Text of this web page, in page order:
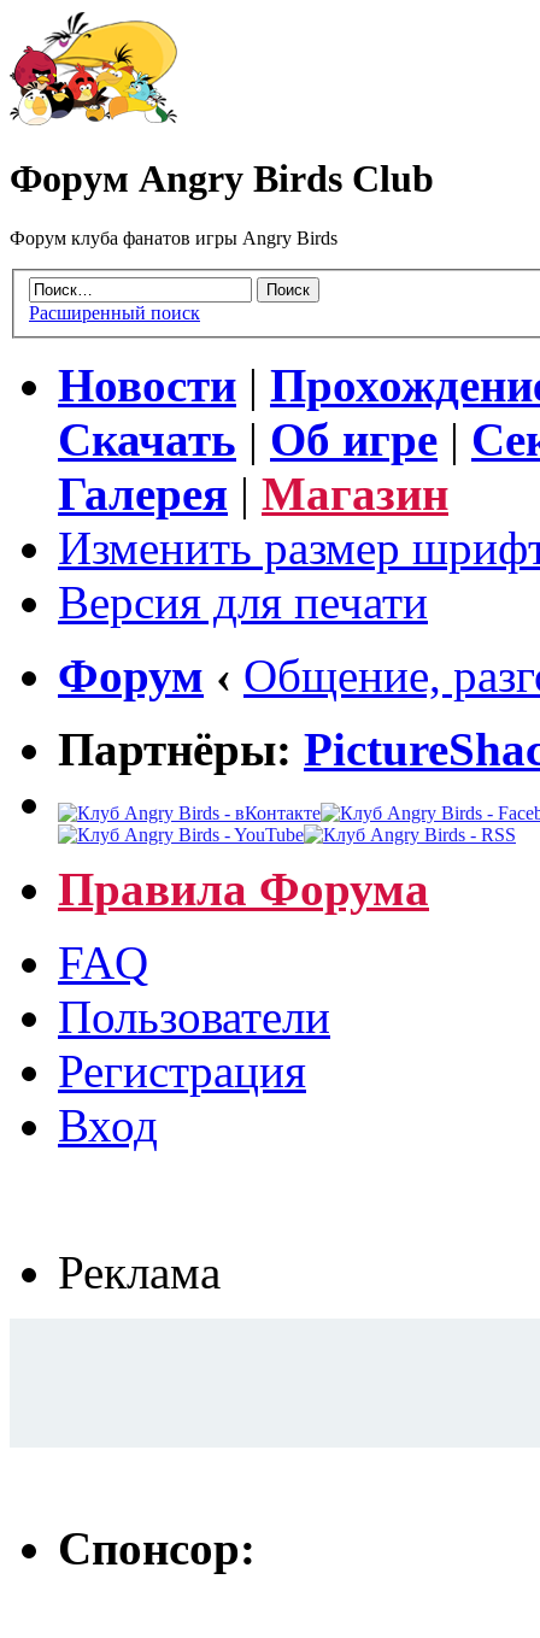
Форум Angry Birds Club
Форум клуба фанатов игры Angry Birds
Расширенный поиск
Новости |
Скачать | Об игре |
Галерея | Магазин
Изменить размер
Версия для печати
Форум ‹ Общение,
Партнёры:
Правила Форума
FAQ
Пользователи
Регистрация
Вход
Реклама
Спонсор: